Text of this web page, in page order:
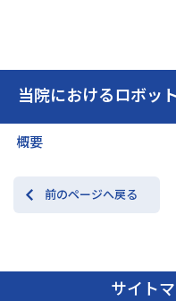
交通アクセス
当院におけるロボッ
概要
前のページへ戻る
サイト